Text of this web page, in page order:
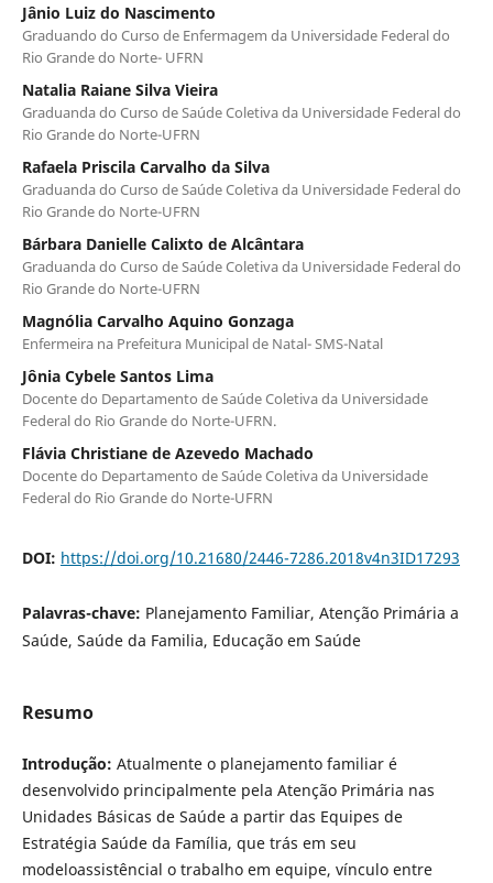
Jânio Luiz do Nascimento
Graduando do Curso de Enfermagem da Universidade Federal do
Rio Grande do Norte- UFRN
Natalia Raiane Silva Vieira
Graduanda do Curso de Saúde Coletiva da Universidade Federal do
Rio Grande do Norte-UFRN
Rafaela Priscila Carvalho da Silva
Graduanda do Curso de Saúde Coletiva da Universidade Federal do
Rio Grande do Norte-UFRN
Bárbara Danielle Calixto de Alcântara
Graduanda do Curso de Saúde Coletiva da Universidade Federal do
Rio Grande do Norte-UFRN
Magnólia Carvalho Aquino Gonzaga
Enfermeira na Prefeitura Municipal de Natal- SMS-Natal
Jônia Cybele Santos Lima
Docente do Departamento de Saúde Coletiva da Universidade
Federal do Rio Grande do Norte-UFRN.
Flávia Christiane de Azevedo Machado
Docente do Departamento de Saúde Coletiva da Universidade
Federal do Rio Grande do Norte-UFRN
DOI: https://doi.org/10.21680/2446-7286.2018v4n3ID17293
Palavras-chave: Planejamento Familiar, Atenção Primária a
Saúde, Saúde da Familia, Educação em Saúde
Resumo
Introdução: Atualmente o planejamento familiar é
desenvolvido principalmente pela Atenção Primária nas
Unidades Básicas de Saúde a partir das Equipes de
Estratégia Saúde da Família, que trás em seu
modeloassistêncial o trabalho em equipe, vínculo entre